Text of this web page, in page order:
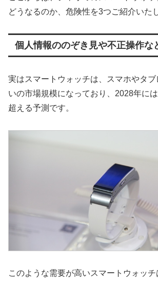
どうなるのか、危険性を3つご紹介いた
個人情報ののぞき見や不正操作な
実はスマートウォッチは、スマホやタ
いの市場規模になっており、2028年に
超える予測です。
このような需要が高いスマートウォッ